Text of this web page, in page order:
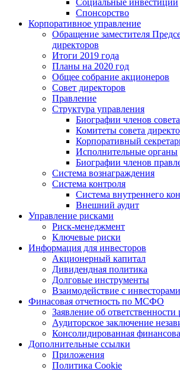
Социальные инвестиции
Спонсорство
Корпоративное управление
Обращение заместителя
директоров
Итоги 2019 года
Планы на 2020 год
Общее собрание акционеров
Совет директоров
Правление
Структура управления
Биографии членов
Комитеты совета
Корпоративный
Исполнительные органы
Биографии членов
Система вознаграждения
Система контроля
Система внутреннего
Внешний аудит
Управление рисками
Риск-менеджмент
Ключевые риски
Информация для инвесторов
Акционерный капитал
Дивидендная политика
Долговые инструменты
Взаимодействие с инвеcторами
Финасовая отчетность по МСФО
Заявление об ответственности
Аудиторское заключение
Консолидированная
Дополнительные ссылки
Приложения
Политика Cookie